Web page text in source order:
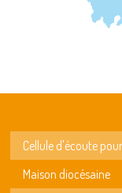
Cellule d'écoute
Maison diocésaine